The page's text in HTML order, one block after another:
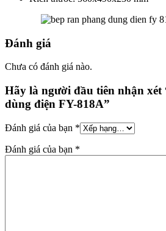
Đánh giá
Chưa có đánh giá nào.
Hãy là người đầu tiên nhận xét
dùng điện FY-818A”
Đánh giá của bạn *
Đánh giá của bạn *